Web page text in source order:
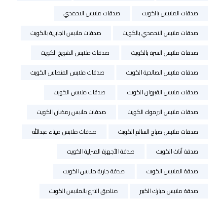
صدقات الملابس بالكويت
صدقات ملابس الاحمدي
صدقات ملابس الاحمدي بالكويت
صدقات ملابس الجابرية بالكويت
صدقات ملابس السرة بالكويت
صدقات ملابس الشويخ الكويت
صدقات ملابس الصالحية الكويت
صدقات ملابس الفنطاس الكويت
صدقات ملابس القيروان الكويت
صدقات ملابس الكويت
صدقات ملابس اليرموك الكويت
صدقات ملابس رمضان الكويت
صدقات ملابس صباح السالم الكويت
صدقات ملابس ميناء عبدالله
صدقة أثاث الكويت
صدقة الأجهزة المنزلية الكويت
صدقة الملابس الكويت
صدقة جارية ملابس الكويت
صدقة ملابس مبارك الكبير
صناديق التبرع بالملابس الكويت